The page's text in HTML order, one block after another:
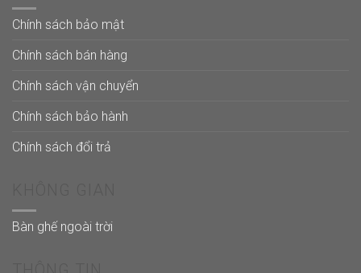
Chính sách bảo mật
Chính sách bán hàng
Chính sách vận chuyển
Chính sách bảo hành
Chính sách đổi trả
Bàn ghế ngoài trời